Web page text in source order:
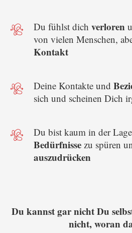
Du fühlst dich verloren
von vielen Menschen,
Kontakt
Deine Kontakte und
sich und scheinen Dich
Du bist kaum in der
Bedürfnisse zu spüren
auszudrücken
Du kannst gar nicht Du
nicht, woran